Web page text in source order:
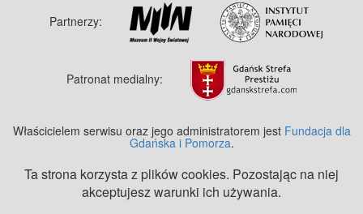
Partnerzy:
Patronat medialny:
Właścicielem serwisu oraz jego administratorem jest Fundacja dla
Gdańska i Pomorza.
Ta strona korzysta z plików cookies. Pozostając na niej
akceptujesz warunki ich używania.